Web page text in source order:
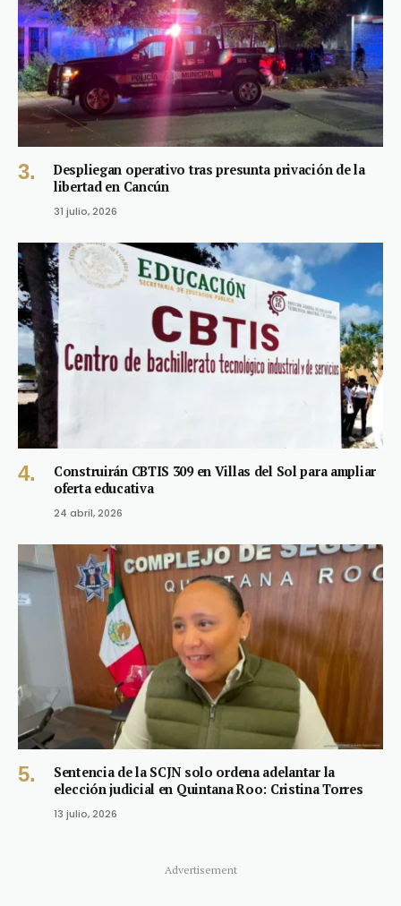
Despliegan operativo tras presunta privación de la
libertad en Cancún
31 julio, 2026
Construirán CBTIS 309 en Villas del Sol para ampliar
oferta educativa
24 abril, 2026
Sentencia de la SCJN solo ordena adelantar la
elección judicial en Quintana Roo: Cristina Torres
13 julio, 2026
Advertisement